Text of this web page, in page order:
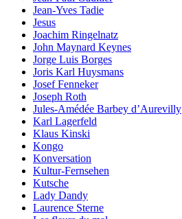
Jean-Yves Tadie
Jesus
Joachim Ringelnatz
John Maynard Keynes
Jorge Luis Borges
Joris Karl Huysmans
Josef Fenneker
Joseph Roth
Jules-Amédée Barbey d’Aurevilly
Karl Lagerfeld
Klaus Kinski
Kongo
Konversation
Kultur-Fernsehen
Kutsche
Lady Dandy
Laurence Sterne